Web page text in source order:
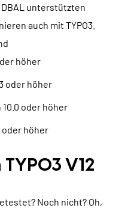
unterstützten
auch mit TYPO3.
höher
oder höher
10.0 oder höher
oder höher
V12
Noch nicht? Oh,